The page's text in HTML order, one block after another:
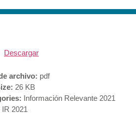
Descargar
archivo: pdf
26 KB
Información Relevante 2021
IR 2021